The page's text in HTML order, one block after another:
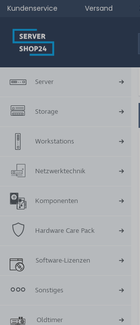
Kundenservice Versand
Server
Storage
Workstations
Netzwerktechnik
Komponenten
Hardware Care Pack
Software-Lizenzen
Sonstiges
Oldtimer